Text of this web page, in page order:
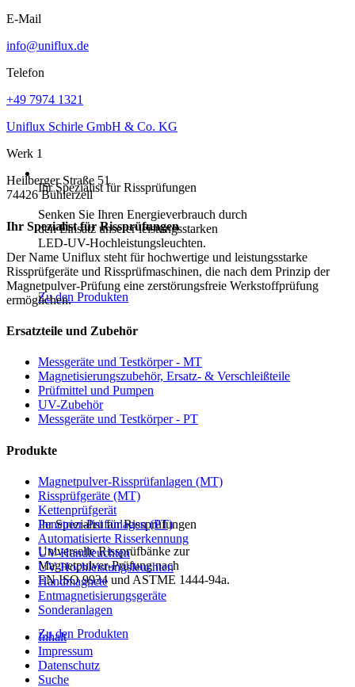
Ihr Spezialist für Rissprüfungen
Senken Sie Ihren Energieverbrauch durch
den Einsatz unserer leistungsstarken
LED-UV-Hochleistungsleuchten.
Zu den Produkten
Ihr Spezialist für Rissprüfungen
Universelle Rissprüfbänke zur
Magnetpulver-Prüfung nach
EN ISO 9934 und ASTME 1444-94a.
Zu den Produkten
E-Mail
info@uniflux.de
Telefon
+49 7974 1321
Uniflux Schirle GmbH & Co. KG
Werk 1
Heilberger Straße 51
74426 Bühlerzell
Ihr Spezialist für Rissprüfungen
Der Name Uniflux steht für hochwertige und leistungsstarke
Rissprüfgeräte und Rissprüfmaschinen, die nach dem Prinzip der
Magnetpulver-Prüfung eine zerstörungsfreie Werkstoffprüfung
ermöglichen.
Ersatzteile und Zubehör
Messgeräte und Testkörper - MT
Magnetisierungszubehör, Ersatz- & Verschleißteile
Prüfmittel und Pumpen
UV-Zubehör
Messgeräte und Testkörper - PT
Produkte
Magnetpulver-Rissprüfanlagen (MT)
Rissprüfgeräte (MT)
Kettenprüfgerät
Penetrier-Prüfanlagen (PT)
Automatisierte Risserkennung
UV-Handleuchten
UV-Hochleistungsleuchten
Handmagnete
Entmagnetisierungsgeräte
Sonderanlagen
Inhalt
Impressum
Datenschutz
Suche